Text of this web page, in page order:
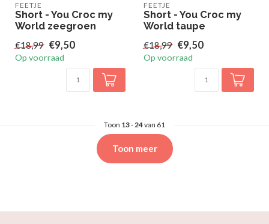
FEETJE
Short - You Croc my
World zeegroen
€18,99 €9,50
Op voorraad
FEETJE
Short - You Croc my
World taupe
€18,99 €9,50
Op voorraad
Toon 13-24van 61
Toon meer